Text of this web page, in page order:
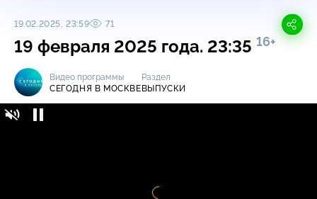
19.02.2025, 23:59 71
19 февраля 2025 года. 23:35 16+
Видео программы
СЕГОДНЯ В МОСКВЕ
Раздел
ВЫПУСКИ